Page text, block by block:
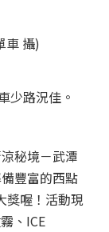
車 攝)
少路況佳。
秘境－武潭
豐富的西點
獎喔！活動現
、ICE